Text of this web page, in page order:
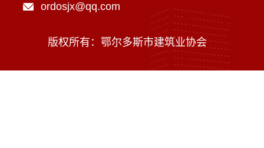
ordosjx@qq.com
版权所有：鄂尔多斯市建筑业协会